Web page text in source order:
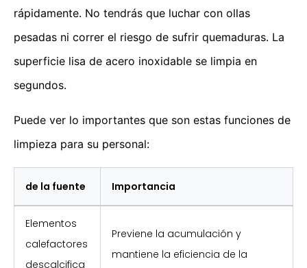
rápidamente. No tendrás que luchar con ollas
pesadas ni correr el riesgo de sufrir quemaduras. La
superficie lisa de acero inoxidable se limpia en
segundos.
Puede ver lo importantes que son estas funciones de
limpieza para su personal:
de la fuente Importancia
Elementos
calefactores
descalcifica
Previene la acumulación y
mantiene la eficiencia de la